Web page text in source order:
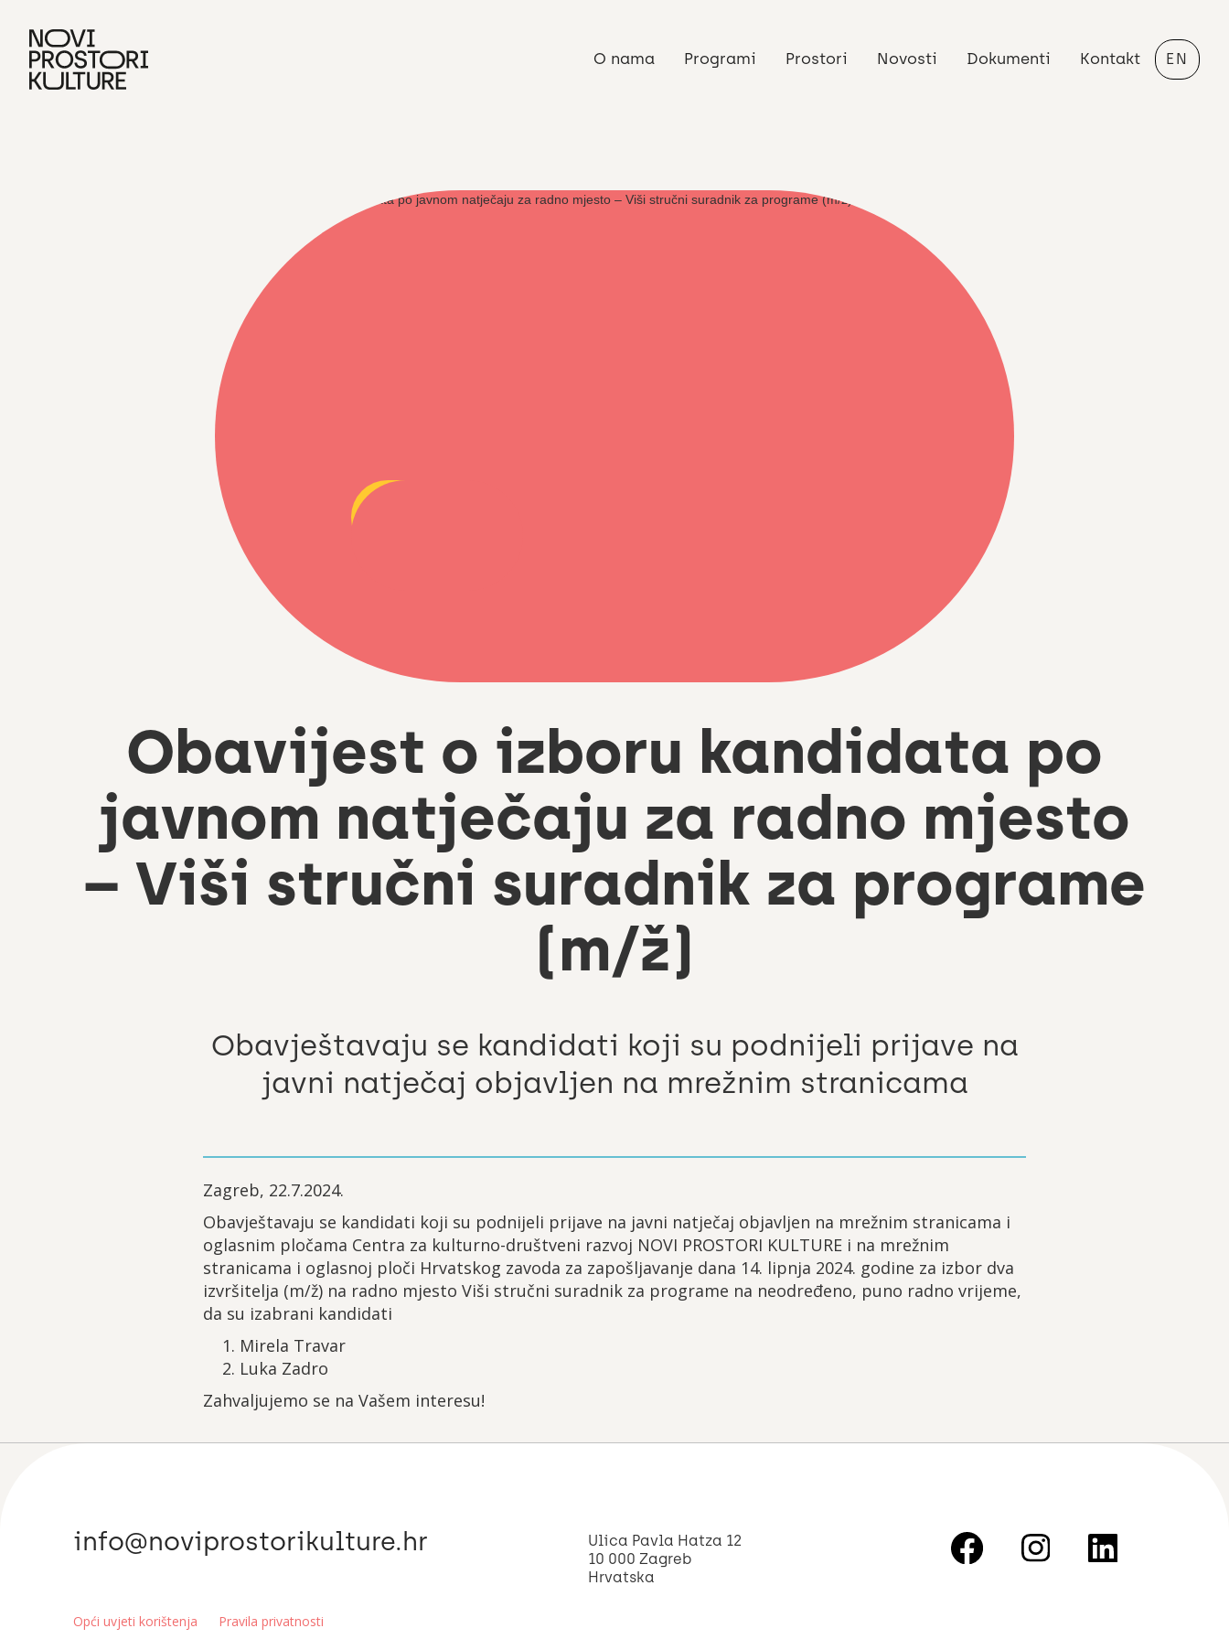
O nama Programi Prostori Novosti Dokumenti Kontakt EN
Obavijest o izboru kandidata po
javnom natječaju za radno mjesto
– Viši stručni suradnik za programe
(m/ž)
Obavještavaju se kandidati koji su podnijeli prijave na
javni natječaj objavljen na mrežnim stranicama
Zagreb, 22.7.2024.
Obavještavaju se kandidati koji su podnijeli prijave na javni natječaj objavljen na mrežnim stranicama i
oglasnim pločama Centra za kulturno-društveni razvoj NOVI PROSTORI KULTURE i na mrežnim
stranicama i oglasnoj ploči Hrvatskog zavoda za zapošljavanje dana 14. lipnja 2024. godine za izbor dva
izvršitelja (m/ž) na radno mjesto Viši stručni suradnik za programe na neodređeno, puno radno vrijeme,
da su izabrani kandidati
Mirela Travar
Luka Zadro
Zahvaljujemo se na Vašem interesu!
info@noviprostorikulture.hr
Ulica Pavla Hatza 12
10 000 Zagreb
Hrvatska
Opći uvjeti korištenja Pravila privatnosti